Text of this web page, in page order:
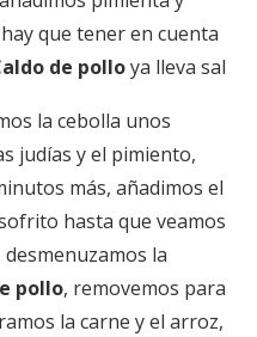
que tener en cuenta
de polloya lleva sal
la cebolla unos
judías y el pimiento,
más, añadimos el
hasta que veamos
la
pollo, removemos para
la carne y el arroz,